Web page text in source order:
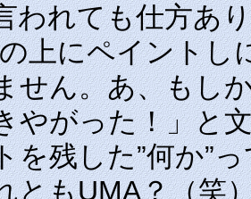
われても仕方あ
上にペイントし
せん。あ、もし
やがった！」と
を残した”何か”
ともUMA？（笑